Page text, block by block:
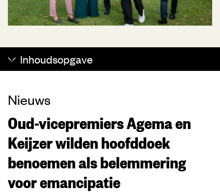
Inhoudsopgave
Nieuws
Oud-vicepremiers Agema en
Keijzer wilden hoofddoek
benoemen als belemmering
voor emancipatie